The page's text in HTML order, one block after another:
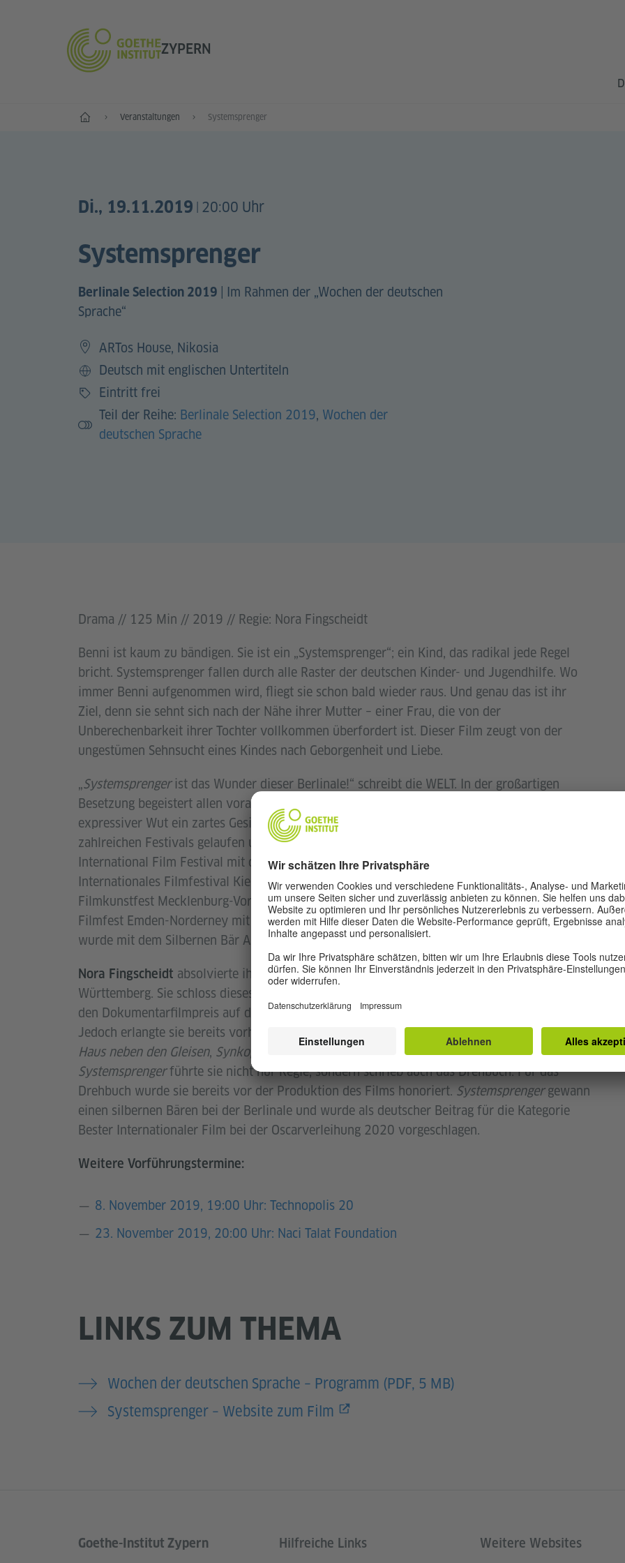
ZYPERN
Start Veranstaltungen Systemsprenger
Di., 19.11.2019 20:00 Uhr
Systemsprenger
Berlinale Selection 2019
Im Rahmen der „Wochen der deutschen
Sprache“
ARTos House, Nikosia
Sprache
Deutsch mit englischen Untertiteln
Preis
Eintritt frei
Teil der Reihe: Berlinale Selection 2019, Wochen der
deutschen Sprache
Drama // 125 Min // 2019 // Regie: Nora Fingscheidt
Benni ist kaum zu bändigen. Sie ist ein „Systemsprenger“; ein Kind, das radikal jede Regel
bricht. Systemsprenger fallen durch alle Raster der deutschen Kinder- und Jugendhilfe. Wo
immer Benni aufgenommen wird, fliegt sie schon bald wieder raus. Und genau das ist ihr
Ziel, denn sie sehnt sich nach der Nähe ihrer Mutter – einer Frau, die von der
Unberechenbarkeit ihrer Tochter vollkommen überfordert ist. Dieser Film zeugt von der
ungestümen Sehnsucht eines Kindes nach Geborgenheit und Liebe.
„Systemsprengerist das Wunder dieser Berlinale!“ schreibt die WELT. In der großartigen
Besetzung begeistert allen voran Helena Zengel, die mit körperlicher Wucht Bennis
expressiver Wut ein zartes Gesicht verleiht.Systemsprenger
zahlreichen Festivals gelaufen und mehrfach ausgezeichnet worden, darunter beim 23. Sofia
International Film Festival mit dem Preis für die Beste Regie, beim Molodist – 47.
Internationales Filmfestival Kiew mit dem Preis der Ökumenischen Jury sowie beim 29.
Filmkunstfest Mecklenburg-Vorpommern mit vier Preisen und beim 30. Internationalen
Filmfest Emden-Norderney mit zwei Preisen. Der Film lief im Berlinale Wetbewerb und
wurde mit dem Silbernen Bär Alfred-Bauer-Preis ausgezeichnet.
Nora Fingscheidt absolvierte ihr Studium in Szenischer Regie an der Filmakademie Baden-
Württemberg. Sie schloss dieses mit der Dokumentation
den Dokumentarfilmpreis auf dem Filmfestival Max Ophüls, sowie den First Steps Award.
Jedoch erlangte sie bereits vorher Aufsehen für ihre Dokumentationen und KurzfilmeDas
Haus neben den Gleisen, Synkope Zwischen den Zeilen. In ihrem Spielfilmdebut
Systemsprengerführte sie nicht nur Regie, sondern schrieb auch das Drehbuch. Für das
Drehbuch wurde sie bereits vor der Produktion des Films honoriert. Systemsprengergewann
einen silbernen Bären bei der Berlinale und wurde als deutscher Beitrag für die Kategorie
Bester Internationaler Film bei der Oscarverleihung 2020 vorgeschlagen.
Weitere Vorführungstermine:
8. November 2019, 19:00 Uhr: Technopolis 20
23. November 2019, 20:00 Uhr: Naci Talat Foundation
LINKS ZUM THEMA
Wochen der deutschen Sprache – Programm (PDF, 5 MB)
Systemsprenger – Website zum Film
Service- und Informationsbereich
Goethe-Institut Zypern Hilfreiche Links Weitere Websites